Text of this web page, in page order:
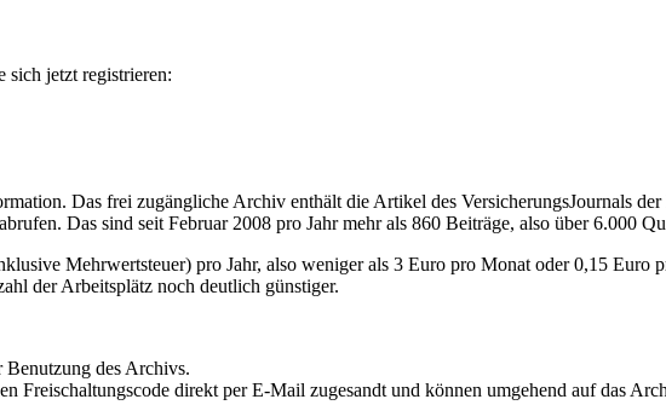
sich jetzt registrieren:
Das frei zugängliche Archiv enthält die Artikel des VersicherungsJournals
Das sind seit Februar 2008 pro Jahr mehr als 860 Beiträge, also über 6.000
Mehrwertsteuer) pro Jahr, also weniger als 3 Euro pro Monat oder 0,15 Euro
der Arbeitsplätz noch deutlich günstiger.
des Archivs.
Freischaltungscode direkt per E-Mail zugesandt und können umgehend auf das